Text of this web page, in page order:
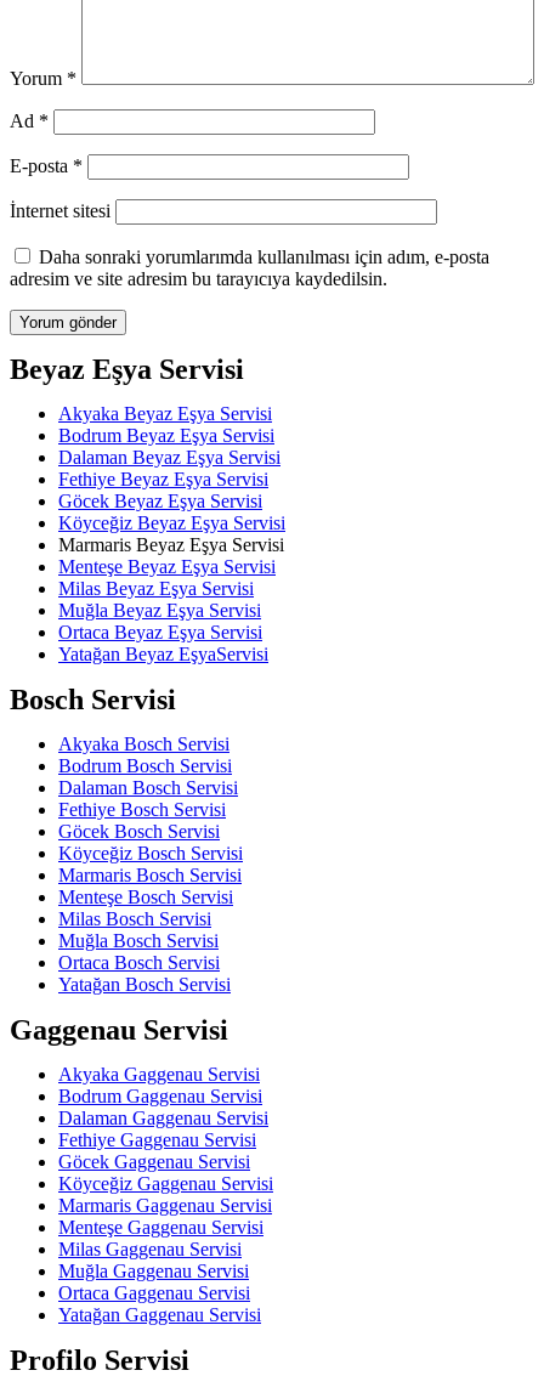
Yorum *
Ad *
E-posta *
İnternet sitesi
Daha sonraki yorumlarımda kullanılması için adım, e-posta
adresim ve site adresim bu tarayıcıya kaydedilsin.
Beyaz Eşya Servisi
Akyaka Beyaz Eşya Servisi
Bodrum Beyaz Eşya Servisi
Dalaman Beyaz Eşya Servisi
Fethiye Beyaz Eşya Servisi
Göcek Beyaz Eşya Servisi
Köyceğiz Beyaz Eşya Servisi
Marmaris Beyaz Eşya Servisi
Menteşe Beyaz Eşya Servisi
Milas Beyaz Eşya Servisi
Muğla Beyaz Eşya Servisi
Ortaca Beyaz Eşya Servisi
Yatağan Beyaz EşyaServisi
Bosch Servisi
Akyaka Bosch Servisi
Bodrum Bosch Servisi
Dalaman Bosch Servisi
Fethiye Bosch Servisi
Göcek Bosch Servisi
Köyceğiz Bosch Servisi
Marmaris Bosch Servisi
Menteşe Bosch Servisi
Milas Bosch Servisi
Muğla Bosch Servisi
Ortaca Bosch Servisi
Yatağan Bosch Servisi
Gaggenau Servisi
Akyaka Gaggenau Servisi
Bodrum Gaggenau Servisi
Dalaman Gaggenau Servisi
Fethiye Gaggenau Servisi
Göcek Gaggenau Servisi
Köyceğiz Gaggenau Servisi
Marmaris Gaggenau Servisi
Menteşe Gaggenau Servisi
Milas Gaggenau Servisi
Muğla Gaggenau Servisi
Ortaca Gaggenau Servisi
Yatağan Gaggenau Servisi
Profilo Servisi